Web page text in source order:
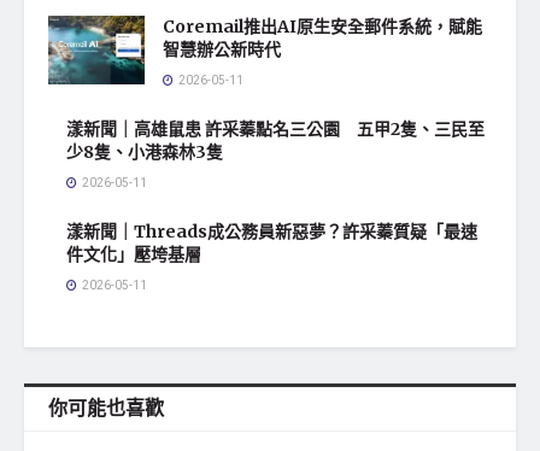
Coremail推出AI原生安全郵件系統，賦能
智慧辦公新時代
2026-05-11
漾新聞｜高雄鼠患 許采蓁點名三公園 五甲2隻、三民至
少8隻、小港森林3隻
2026-05-11
漾新聞｜Threads成公務員新惡夢？許采蓁質疑「最速
件文化」壓垮基層
2026-05-11
你可能也喜歡